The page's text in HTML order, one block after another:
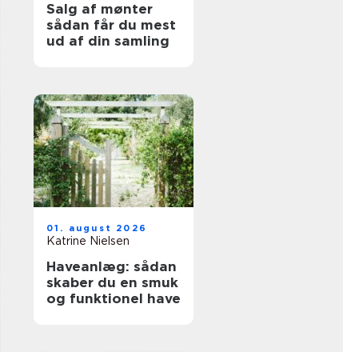
Salg af mønter
sådan får du mest
ud af din samling
01. august 2026
Katrine Nielsen
Haveanlæg: sådan
skaber du en smuk
og funktionel have